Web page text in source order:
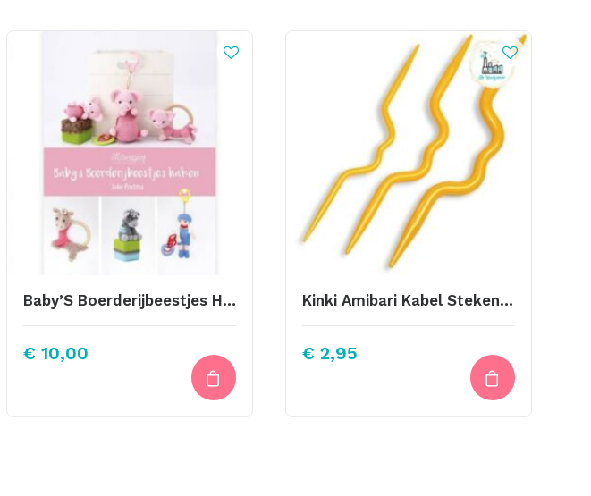
Baby’S Boerderijbeestjes Haken
€ 10,00
Kinki Amibari Kabel Stekenhouders
€ 2,95